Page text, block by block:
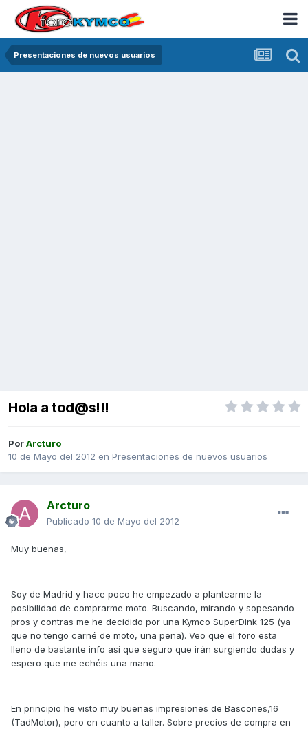
Presentaciones de nuevos usuarios
Hola a tod@s!!!
PorArcturo
10 de Mayo del 2012 en Presentaciones de nuevos usuarios
Arcturo
Publicado 10 de Mayo del 2012
Muy buenas,
Soy de Madrid y hace poco he empezado a plantearme la
posibilidad de comprarme moto. Buscando, mirando y sopesando
pros y contras me he decidido por una Kymco SuperDink 125 (ya
que no tengo carné de moto, una pena). Veo que el foro esta
lleno de bastante info así que seguro que irán surgiendo dudas y
espero que me echéis una mano.
En principio he visto muy buenas impresiones de Bascones,16
(TadMotor), pero en cuanto a taller. Sobre precios de compra en